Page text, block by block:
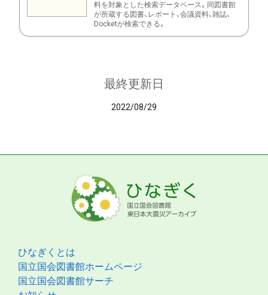
料を対象とした検索データベース。同図書館
が所蔵する図書、レポート、会議資料、雑誌、
Docketが検索できる。
最終更新日
2022/08/29
ひなぎくとは
国立国会図書館ホームページ
国立国会図書館サーチ